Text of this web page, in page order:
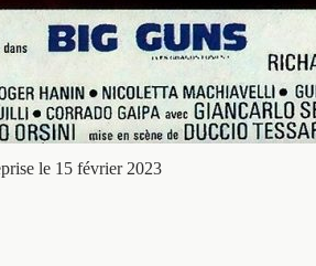
le 15 février 2023